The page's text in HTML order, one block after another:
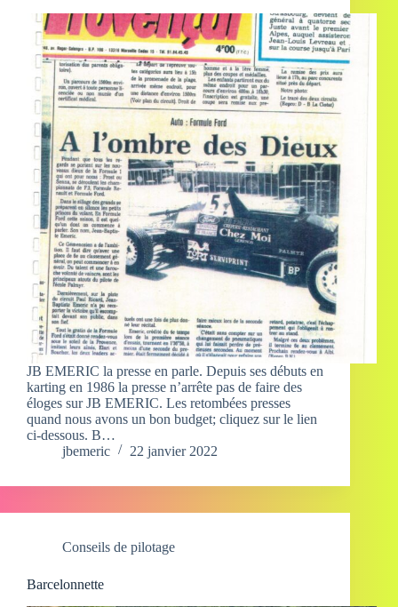
JB EMERIC la presse en parle. Depuis ses débuts en
karting en 1986 la presse n’arrête pas de faire des
éloges sur JB EMERIC. Les retombées presses
quand nous avons un bon budget; cliquez sur le lien
ci-dessous. B…
jbemeric
22 janvier 2022
Conseils de pilotage
Barcelonnette